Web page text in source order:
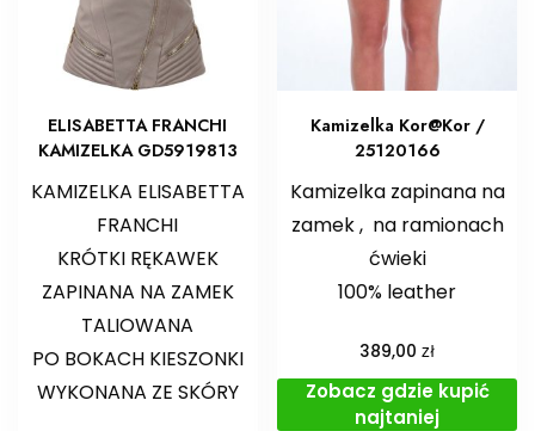
ELISABETTA FRANCHI
KAMIZELKA GD5919813
KAMIZELKA ELISABETTA
FRANCHI
KRÓTKI RĘKAWEK
ZAPINANA NA ZAMEK
TALIOWANA
PO BOKACH KIESZONKI
WYKONANA ZE SKÓRY
Kamizelka Kor@Kor /
25120166
Kamizelka zapinana na
zamek , na ramionach
ćwieki
100% leather
389,00zł
Zobacz gdzie kupić
najtaniej